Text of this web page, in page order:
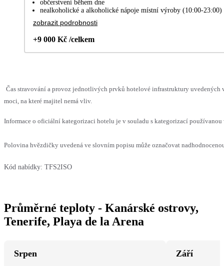
občerstvení během dne
nealkoholické a alkoholické nápoje místní výroby (10:00-23:00)
zobrazit podrobnosti
+9 000 Kč /celkem
Čas stravování a provoz jednotlivých prvků hotelové infrastruktury uvedených
moci, na které majitel nemá vliv.
Informace o oficiální kategorizaci hotelu je v souladu s kategorizací
Polovina hvězdičky uvedená ve slovním popisu může označovat
Kód nabídky: TFS2ISO
Průměrné teploty - Kanárské ostrovy,
Tenerife, Playa de la Arena
Srpen
Září